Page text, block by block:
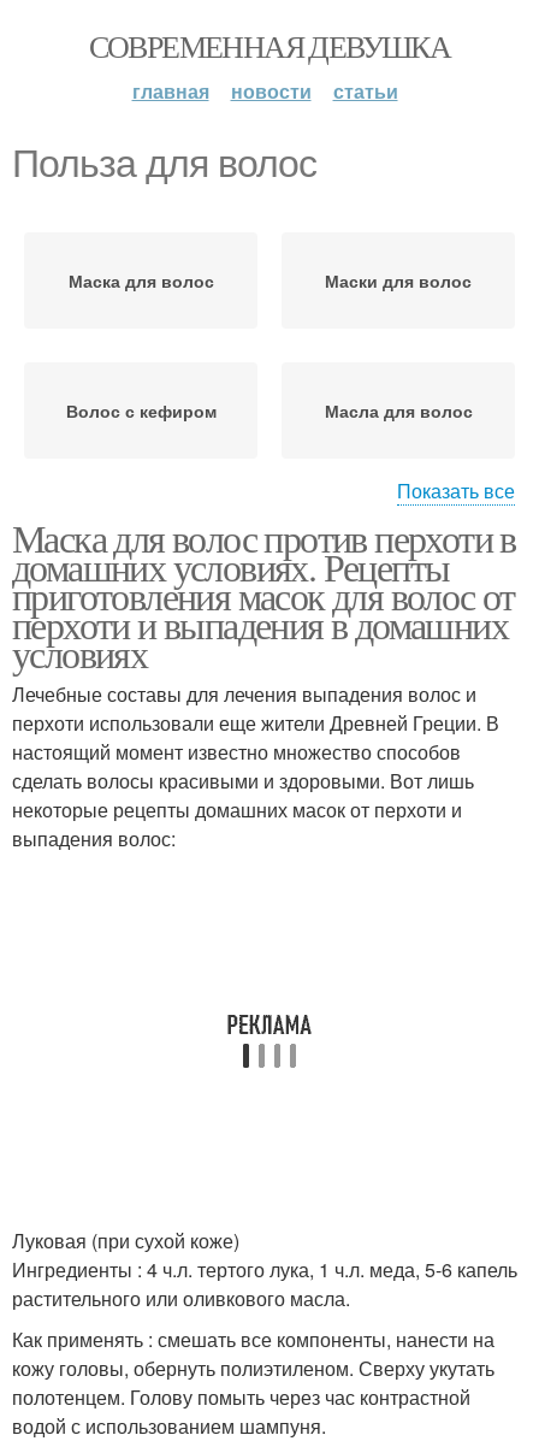
СОВРЕМЕННАЯ ДЕВУШКА
главная новости статьи
Польза для волос
Маска для волос Маски для волос
Волос с кефиром Масла для волос
Масло для волос
волос
Е для волос
Показать все
Маска для волос против перхоти в
домашних условиях. Рецепты
приготовления масок для волос от
перхоти и выпадения в домашних
условиях
Лечебные составы для лечения выпадения волос и
перхоти использовали еще жители Древней Греции. В
настоящий момент известно множество способов
сделать волосы красивыми и здоровыми. Вот лишь
некоторые рецепты домашних масок от перхоти и
выпадения волос:
Луковая (при сухой коже)
Ингредиенты : 4 ч.л. тертого лука, 1 ч.л. меда, 5-6 капель
растительного или оливкового масла.
Как применять : смешать все компоненты, нанести на
кожу головы, обернуть полиэтиленом. Сверху укутать
полотенцем. Голову помыть через час контрастной
водой с использованием шампуня.